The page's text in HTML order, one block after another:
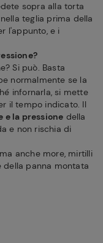
sopra alla torta
teglia prima della
l'appunto, e i
Si può. Basta
normalmente se la
infornarla, si mette
il tempo indicato. Il
e la pressione della
e non rischia di
anche more, mirtilli
panna montata